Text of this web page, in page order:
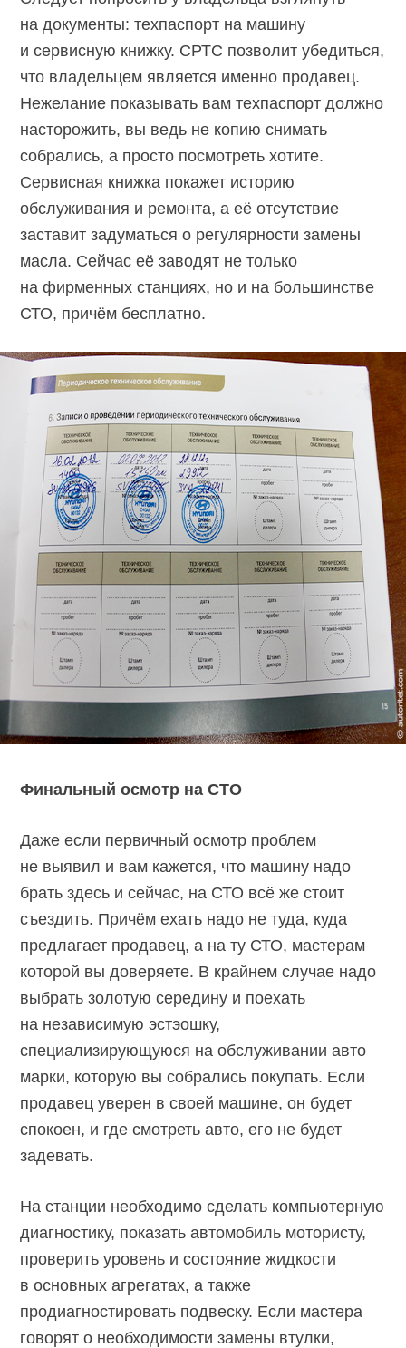
на документы: техпаспорт на машину
и сервисную книжку. СРТС позволит убедиться,
что владельцем является именно продавец.
Нежелание показывать вам техпаспорт должно
насторожить, вы ведь не копию снимать
собрались, а просто посмотреть хотите.
Сервисная книжка покажет историю
обслуживания и ремонта, а её отсутствие
заставит задуматься о регулярности замены
масла. Сейчас её заводят не только
на фирменных станциях, но и на большинстве
СТО, причём бесплатно.
Финальный осмотр на СТО
Даже если первичный осмотр проблем
не выявил и вам кажется, что машину надо
брать здесь и сейчас, на СТО всё же стоит
съездить. Причём ехать надо не туда, куда
предлагает продавец, а на ту СТО, мастерам
которой вы доверяете. В крайнем случае надо
выбрать золотую середину и поехать
на независимую эстэошку,
специализирующуюся на обслуживании авто
марки, которую вы собрались покупать. Если
продавец уверен в своей машине, он будет
спокоен, и где смотреть авто, его не будет
задевать.
На станции необходимо сделать компьютерную
диагностику, показать автомобиль мотористу,
проверить уровень и состояние жидкости
в основных агрегатах, а также
продиагностировать подвеску. Если мастера
говорят о необходимости замены втулки,